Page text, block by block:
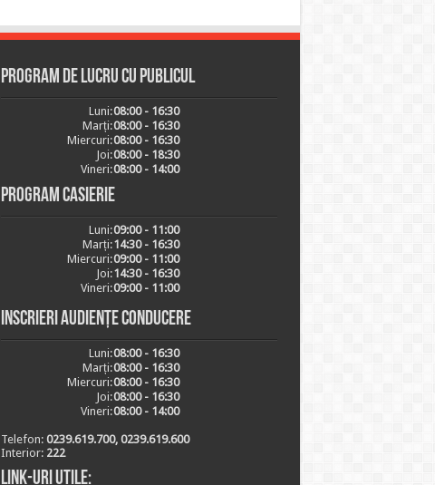
Program de lucru cu publicul
Luni:08:00 - 16:30
Marți:08:00 - 16:30
Miercuri:08:00 - 16:30
Joi:08:00 - 18:30
Vineri:08:00 - 14:00
Program casierie
Luni:09:00 - 11:00
Marți:14:30 - 16:30
Miercuri:09:00 - 11:00
Joi:14:30 - 16:30
Vineri:09:00 - 11:00
Inscrieri audiențe conducere
Luni:08:00 - 16:30
Marți:08:00 - 16:30
Miercuri:08:00 - 16:30
Joi:08:00 - 16:30
Vineri:08:00 - 14:00
Telefon: 0239.619.700, 0239.619.600
Interior: 222
Link-uri utile: